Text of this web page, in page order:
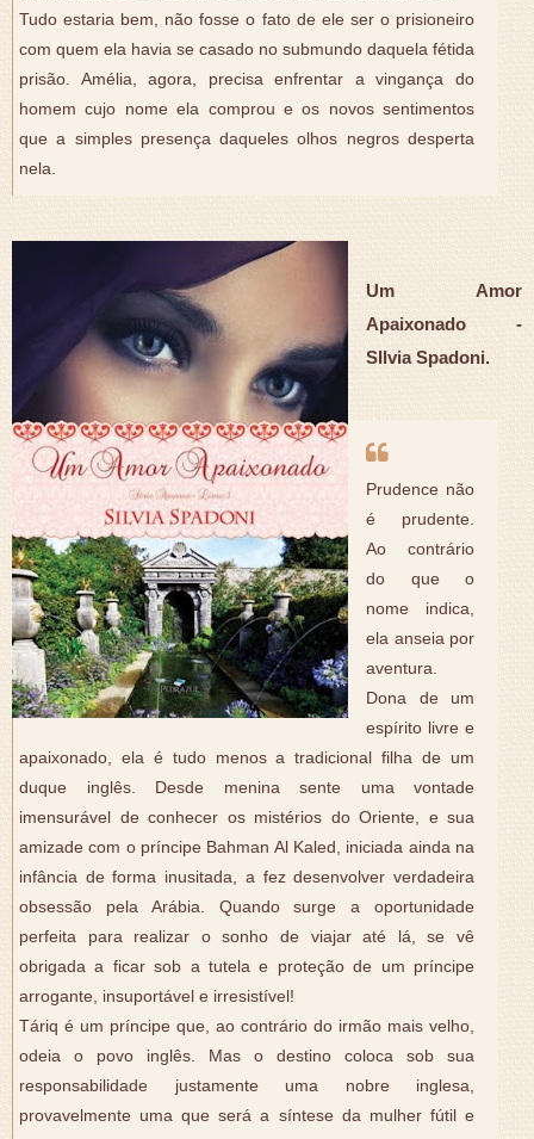
Tudo estaria bem, não fosse o fato de ele ser o prisioneiro
com quem ela havia se casado no submundo daquela fétida
prisão. Amélia, agora, precisa enfrentar a vingança do
homem cujo nome ela comprou e os novos sentimentos
que a simples presença daqueles olhos negros desperta
nela.
Um Amor
Apaixonado -
SIlvia Spadoni.
Prudence não
é prudente.
Ao contrário
do que o
nome indica,
ela anseia por
aventura.
Dona de um
espírito livre e
apaixonado, ela é tudo menos a tradicional filha de um
duque inglês. Desde menina sente uma vontade
imensurável de conhecer os mistérios do Oriente, e sua
amizade com o príncipe Bahman Al Kaled, iniciada ainda na
infância de forma inusitada, a fez desenvolver verdadeira
obsessão pela Arábia. Quando surge a oportunidade
perfeita para realizar o sonho de viajar até lá, se vê
obrigada a ficar sob a tutela e proteção de um príncipe
arrogante, insuportável e irresistível!
Táriq é um príncipe que, ao contrário do irmão mais velho,
odeia o povo inglês. Mas o destino coloca sob sua
responsabilidade justamente uma nobre inglesa,
provavelmente uma que será a síntese da mulher fútil e